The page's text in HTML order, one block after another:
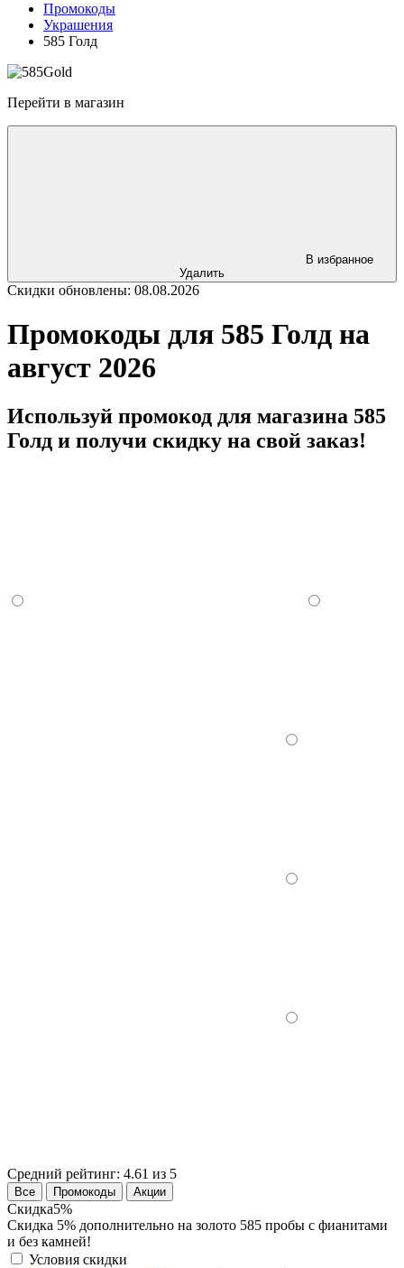
Промокоды
Украшения
585 Голд
Перейти в магазин
В избранное
Удалить
Скидки обновлены: 08.08.2026
Промокоды для 585 Голд на
август 2026
Используй промокод для магазина 585
Голд и получи скидку на свой заказ!
Средний рейтинг: 4.61 из 5
Все Промокоды Акции
Скидка5%
Скидка 5% дополнительно на золото 585 пробы с фианитами
и без камней!
Условия скидки